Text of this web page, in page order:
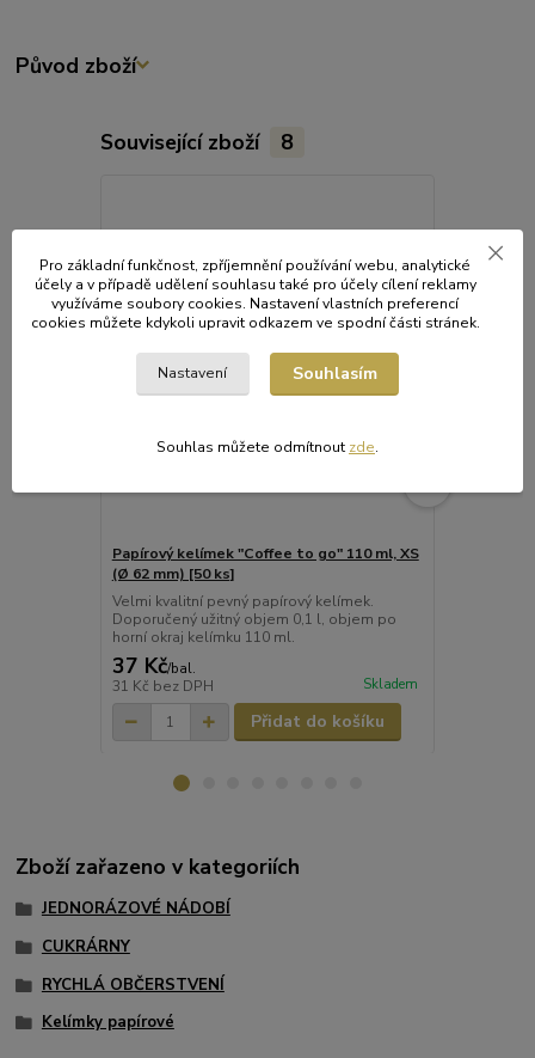
Původ zboží
Související zboží 8
Papírový kelímek "Coffee to go" 110 ml, XS
(Ø 62 mm) [50 ks]
Velmi kvalitní pevný papírový kelímek.
Doporučený užitný objem 0,1 l, objem po
horní okraj kelímku 110 ml.
37 Kč/bal.
31 Kč bez DPH Skladem
Přidat do košíku
Zboží zařazeno v kategoriích
JEDNORÁZOVÉ NÁDOBÍ
CUKRÁRNY
RYCHLÁ OBČERSTVENÍ
Kelímky papírové
Pro základní funkčnost, zpříjemnění používání webu, analytické
účely a v případě udělení souhlasu také pro účely cílení reklamy
využíváme soubory cookies. Nastavení vlastních preferencí
cookies můžete kdykoli upravit odkazem ve spodní části stránek.
Nastavení Souhlasím
Souhlas můžete odmítnout zde.